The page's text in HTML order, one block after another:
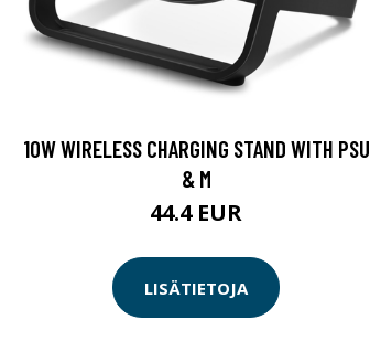
10W WIRELESS CHARGING STAND WITH PSU
& M
44.4 EUR
LISÄTIETOJA